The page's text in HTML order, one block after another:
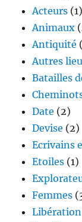
Acteurs (1)
Animaux
Antiquité
Autres
Batailles
Date (2)
Devise (2)
Ecrivains
Etoiles (1)
Femmes
Libération